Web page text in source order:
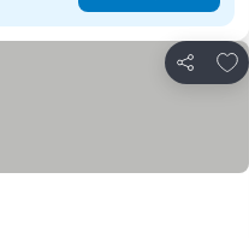
Partilhar